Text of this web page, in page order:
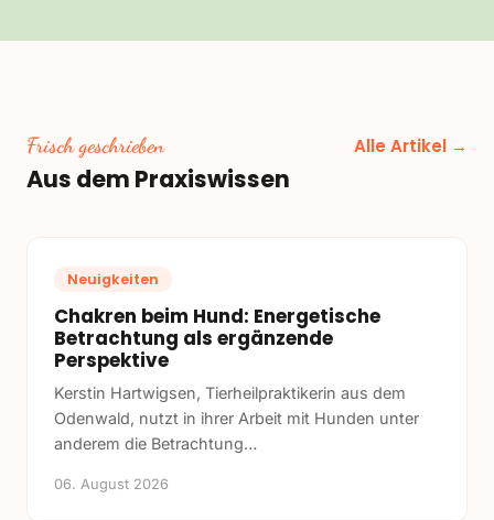
Frisch geschrieben
Aus dem Praxiswissen
Alle Artikel →
Neuigkeiten
Chakren beim Hund: Energetische
Betrachtung als ergänzende
Perspektive
Kerstin Hartwigsen, Tierheilpraktikerin aus dem
Odenwald, nutzt in ihrer Arbeit mit Hunden unter
anderem die Betrachtung…
06. August 2026